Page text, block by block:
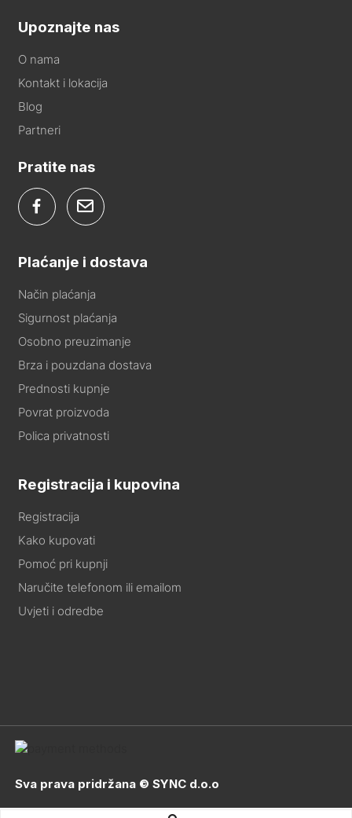
Upoznajte nas
O nama
Kontakt i lokacija
Blog
Partneri
Pratite nas
Plaćanje i dostava
Način plaćanja
Sigurnost plaćanja
Osobno preuzimanje
Brza i pouzdana dostava
Prednosti kupnje
Povrat proizvoda
Polica privatnosti
Registracija i kupovina
Registracija
Kako kupovati
Pomoć pri kupnji
Naručite telefonom ili emailom
Uvjeti i odredbe
Sva prava pridržana © SYNC d.o.o